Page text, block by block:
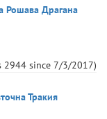
Рошава Драгана
2944 since 7/3/2017)
Тракия